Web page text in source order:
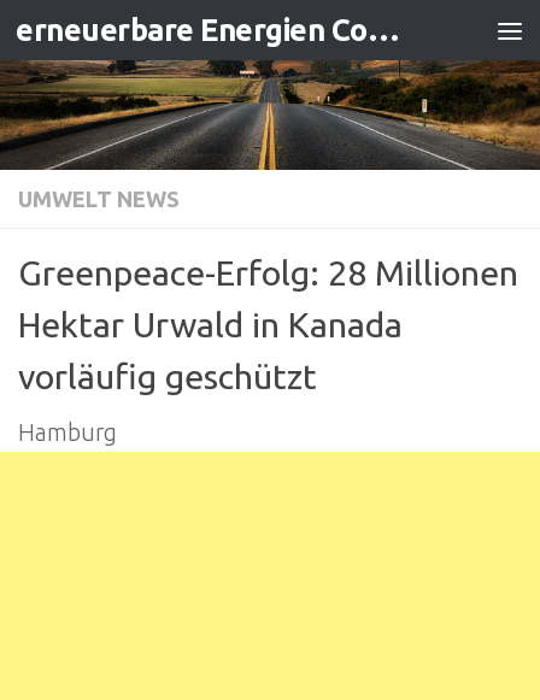
Zum Inhalt springen erneuerbare Energien Contracting
UMWELT NEWS
Greenpeace-Erfolg: 28 Millionen
Hektar Urwald in Kanada
vorläufig geschützt
Hamburg